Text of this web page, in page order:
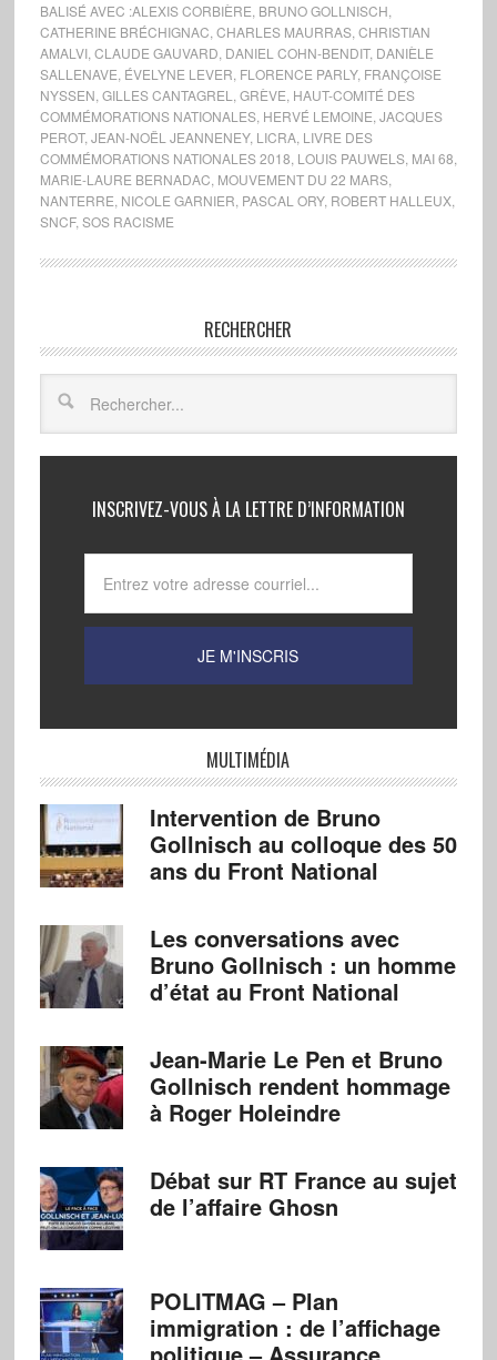
BALISÉ AVEC :ALEXIS CORBIÈRE BRUNO GOLLNISCH
CATHERINE BRÉCHIGNAC CHARLES MAURRAS, CHRISTIAN
AMALVI, CLAUDE GAUVARD DANIEL COHN-BENDIT, DANIÈLE
SALLENAVE ÉVELYNE LEVER FLORENCE PARLY, FRANÇOISE
NYSSEN GILLES CANTAGREL GRÈVE HAUT-COMITÉ DES
COMMÉMORATIONS NATIONALES, HERVÉ LEMOINE JACQUES
PEROT, JEAN-NOËL JEANNENEY, LICRA, LIVRE DES
COMMÉMORATIONS NATIONALES 2018 LOUIS PAUWELS, MAI 68
MARIE-LAURE BERNADAC MOUVEMENT DU 22 MARS,
NANTERRE NICOLE GARNIER PASCAL ORY, ROBERT HALLEUX,
SNCF, SOS RACISME
RECHERCHER
INSCRIVEZ-VOUS À LA LETTRE D’INFORMATION
MULTIMÉDIA
Intervention de Bruno
Gollnisch au colloque des 50
ans du Front National
Les conversations avec
Bruno Gollnisch : un homme
d’état au Front National
Jean-Marie Le Pen et Bruno
Gollnisch rendent hommage
à Roger Holeindre
Débat sur RT France au sujet
de l’affaire Ghosn
POLITMAG – Plan
immigration : de l’affichage